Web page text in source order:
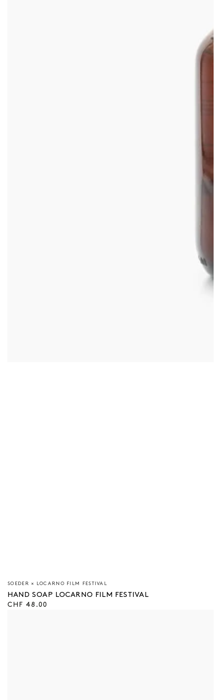
Verkäufer/in:
SOEDER × LOCARNO FILM FESTIVAL
HAND SOAP LOCARNO FILM FESTIVAL
Regulärer
CHF 48.00